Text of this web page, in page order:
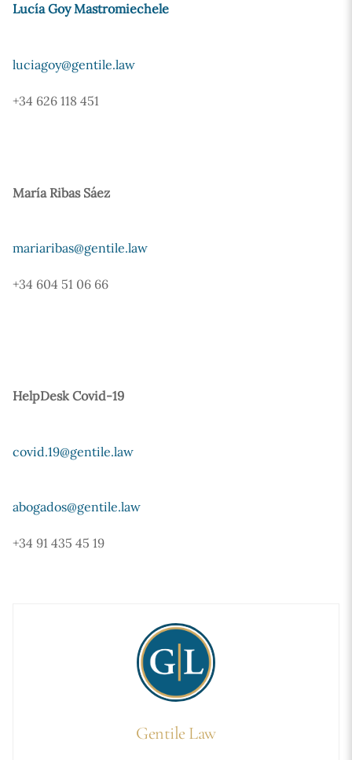
Lucía Goy Mastromiechele
luciagoy@gentile.law
+34 626 118 451
María Ribas Sáez
mariaribas@gentile.law
+34 604 51 06 66
HelpDesk Covid-19
covid.19@gentile.law
abogados@gentile.law
+34 91 435 45 19
Gentile Law